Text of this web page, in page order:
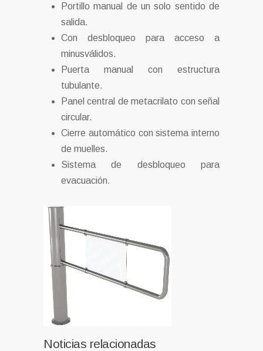
Portillo manual de un solo sentido de
salida.
Con desbloqueo para acceso a
minusválidos.
Puerta manual con estructura
tubulante.
Panel central de metacrilato con señal
circular.
Cierre automático con sistema interno
de muelles.
Sistema de desbloqueo para
evacuación.
Noticias relacionadas